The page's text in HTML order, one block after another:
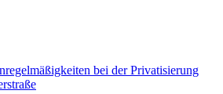
bei der Privatisierung